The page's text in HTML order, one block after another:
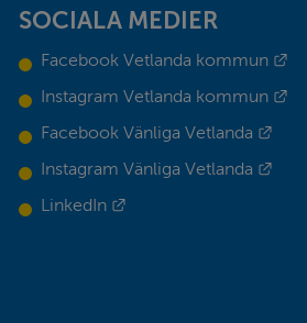
SOCIALA MEDIER
Facebook Vetlanda kommun
Instagram Vetlanda kommun
Facebook Vänliga Vetlanda
Instagram Vänliga Vetlanda
LinkedIn